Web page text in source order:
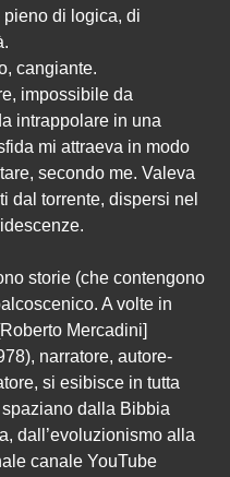
pieno di logica, di
cangiante.
impossibile da
intrappolare in una
mi attraeva in modo
secondo me. Valeva
dal torrente, dispersi nel
storie (che contengono
A volte in
Mercadini]
narratore, autore-
si esibisce in tutta
dalla Bibbia
dall’evoluzionismo alla
canale YouTube